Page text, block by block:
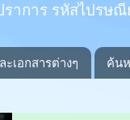
ราการ รหัสไปรษ
เอกสารต่างๆ ค้น